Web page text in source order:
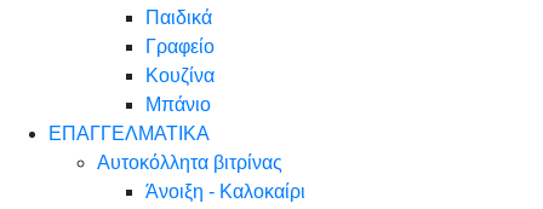
Παιδικά
Γραφείο
Κουζίνα
Μπάνιο
ΕΠΑΓΓΕΛΜΑΤΙΚΑ
Αυτοκόλλητα βιτρίνας
Άνοιξη - Καλοκαίρι